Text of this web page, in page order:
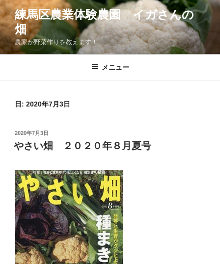
コ
ン
テ
ン
ツ
練馬区農業体験農園 イガさんの
畑
農家が野菜作りを教えます！
メニュー
日: 2020年7月3日
投
稿
日:
2020年7月3日
やさい畑 ２０２０年８月夏号